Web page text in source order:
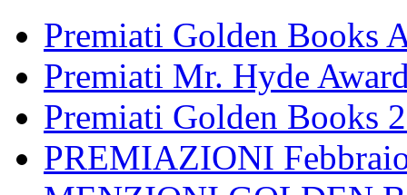
Premiati Golden Books
Premiati Mr. Hyde
Premiati Golden Books
PREMIAZIONI